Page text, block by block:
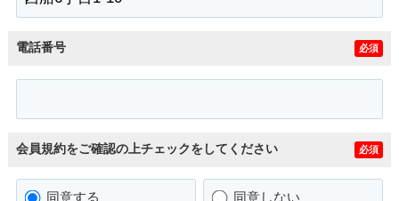
電話番号 必須
会員規約をご確認の上チェックをしてください 必須
同意する 同意しない